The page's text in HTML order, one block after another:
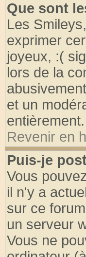
Que sont
Les
exprimer
joyeux, :(
lors de la
et un
entièrement.
Revenir en
Puis-je
Vous
il n'y a
sur ce
un serveur
Vous ne